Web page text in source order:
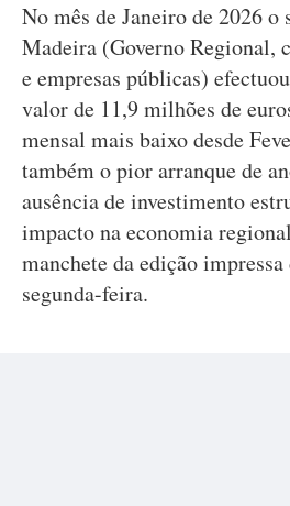
No mês de Janeiro de 2026
Madeira (Governo Regional,
e empresas públicas)
valor de 11,9 milhões de
mensal mais baixo desde
também o pior arranque de
ausência de investimento
impacto na economia
manchete da edição
segunda-feira.